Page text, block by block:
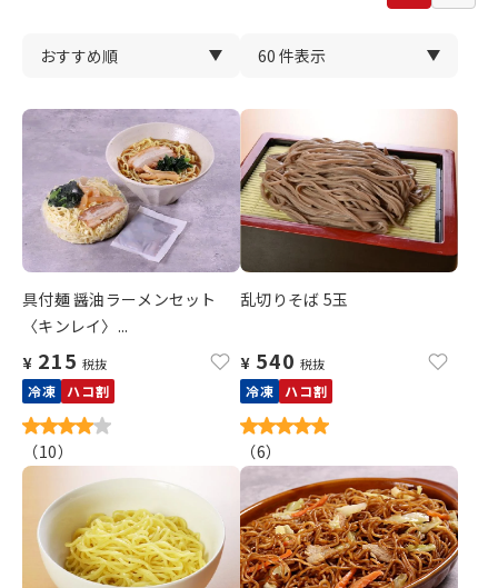
具付麺 醤油ラーメンセット
〈キンレイ〉...
¥ 215 税抜
冷凍 ハコ割
（10）
乱切りそば 5玉
¥ 540 税抜
冷凍 ハコ割
（6）